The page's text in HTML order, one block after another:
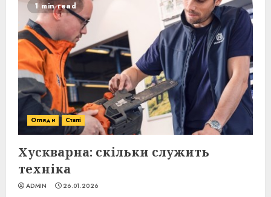
1 min read
Огляди Статті
Хускварна: скільки служить
техніка
ADMIN 26.01.2026